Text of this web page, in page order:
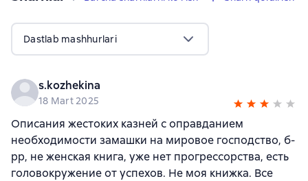
Dastlab mashhurlari
s.kozhekina
18 Mart 2025
Описания жестоких казней с оправданием
необходимости замашки на мировое господство, б-
рр, не женская книга, уже нет прогрессорства, есть
головокружение от успехов. Не моя книжка. Все